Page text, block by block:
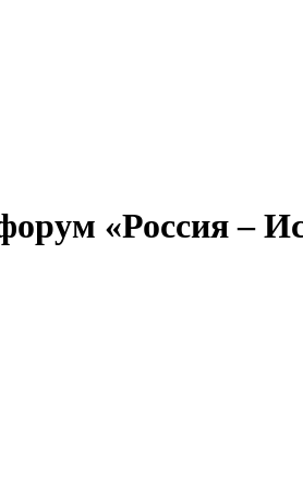
«Россия –